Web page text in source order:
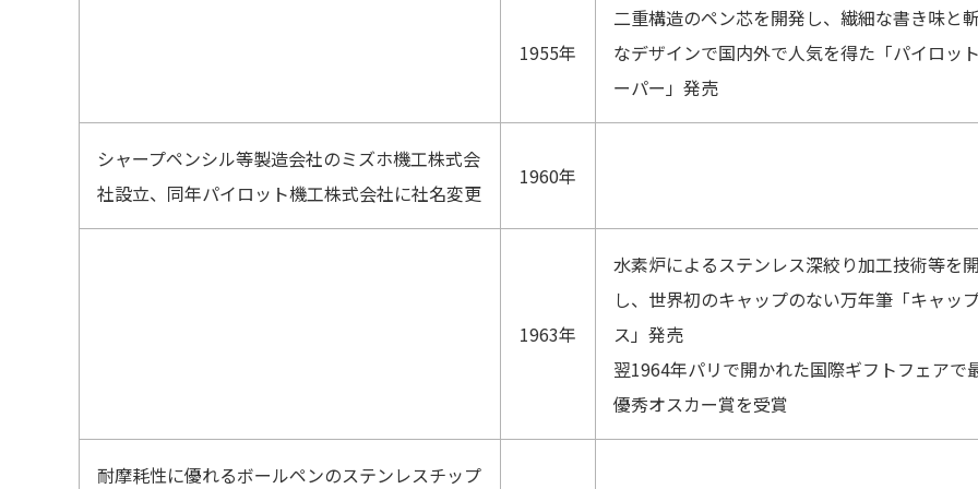
1955年
二重構造のペン芯を開発し、繊細な書き味と
なデザインで国内外で人気を得た「パイロッ
ーパー」発売
シャープペンシル等製造会社のミズホ機工株式会
社設立、同年パイロット機工株式会社に社名変更
1960年
1963年
水素炉によるステンレス深絞り加工技術等を
し、世界初のキャップのない万年筆「キャッ
ス」発売
翌1964年パリで開かれた国際ギフトフェアで
優秀オスカー賞を受賞
耐摩耗性に優れるボールペンのステンレスチップ